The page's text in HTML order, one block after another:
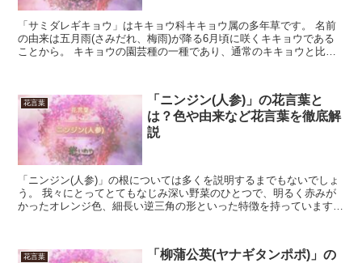
「サミダレギキョウ」はキキョウ科キキョウ属の多年草です。 名前
の由来は五月雨(さみだれ、梅雨)が降る6月頃に咲くキキョウである
ことから。 キキョウの園芸種の一種であり、通常のキキョウと比較
花言葉
「ニンジン(人参)」の花言葉と
は？色や由来など花言葉を徹底解
説
「ニンジン(人参)」の根については多くを説明するまでもないでしょ
う。 我々にとってとてもなじみ深い野菜のひとつで、明るく赤みが
かったオレンジ色、細長い逆三角の形といった特徴を持っています。
花言葉
「柳蒲公英(ヤナギタンポポ)」の